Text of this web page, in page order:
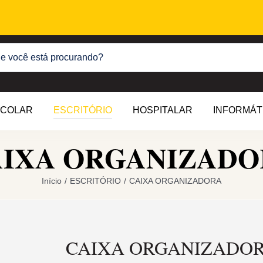
ESCRITÓRIO HOSPITALAR
Início / ESCRITÓRIO / CAIXA ORGANIZADORA
CAIXA